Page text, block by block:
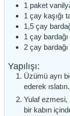
1 paket
1 çay kaşığı
1,5 çay
1 çay bardağı
2 çay bardağı
Yapılışı:
Üzümü ayrı
ederek
Yulaf ezmesi,
bir kabın